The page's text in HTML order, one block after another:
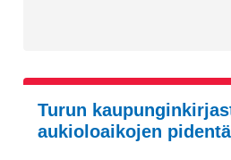
Turun
aukioloaikojen